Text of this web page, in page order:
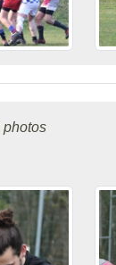
photos